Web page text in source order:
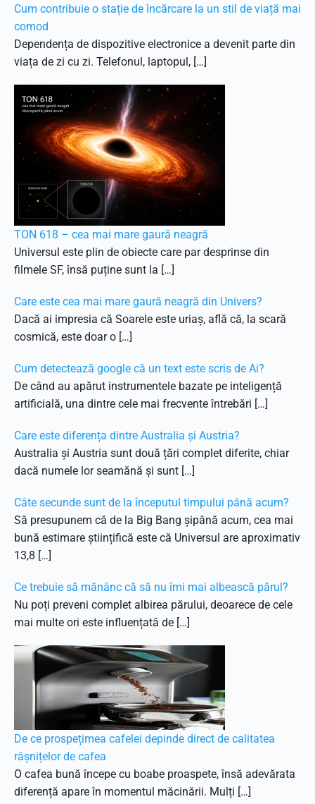
Cum contribuie o stație de încărcare la un stil de viață mai
comod
Dependența de dispozitive electronice a devenit parte din
viața de zi cu zi. Telefonul, laptopul, […]
TON 618 – cea mai mare gaură neagră
Universul este plin de obiecte care par desprinse din
filmele SF, însă puține sunt la […]
Care este cea mai mare gaură neagră din Univers?
Dacă ai impresia că Soarele este uriaș, află că, la scară
cosmică, este doar o […]
Cum detectează google că un text este scris de Ai?
De când au apărut instrumentele bazate pe inteligență
artificială, una dintre cele mai frecvente întrebări […]
Care este diferența dintre Australia și Austria?
Australia și Austria sunt două țări complet diferite, chiar
dacă numele lor seamănă și sunt […]
Câte secunde sunt de la începutul timpului până acum?
Să presupunem că de la Big Bang șipână acum, cea mai
bună estimare științifică este că Universul are aproximativ
13,8 […]
Ce trebuie să mănânc că să nu îmi mai albească părul?
Nu poți preveni complet albirea părului, deoarece de cele
mai multe ori este influențată de […]
De ce prospețimea cafelei depinde direct de calitatea
râșnițelor de cafea
O cafea bună începe cu boabe proaspete, însă adevărata
diferență apare în momentul măcinării. Mulți […]